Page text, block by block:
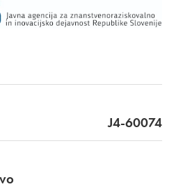
J4-60074